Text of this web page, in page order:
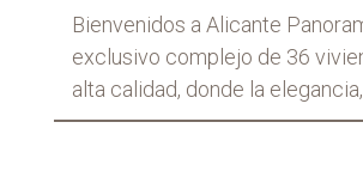
Bienvenidos a Alicante
exclusivo complejo de 36
alta calidad, donde la elegancia,